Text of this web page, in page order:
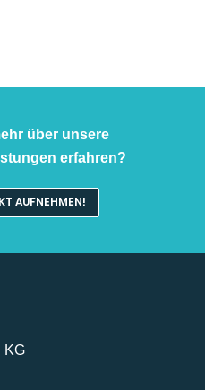
über unsere
erfahren?
AUFNEHMEN!
KG